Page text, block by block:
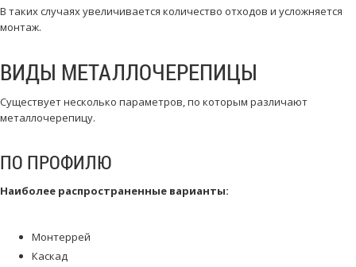
В таких случаях увеличивается количество отходов и усложняется
монтаж.
ВИДЫ МЕТАЛЛОЧЕРЕПИЦЫ
Существует несколько параметров, по которым различают
металлочерепицу.
ПО ПРОФИЛЮ
Наиболее распространенные варианты:
Монтеррей
Каскад